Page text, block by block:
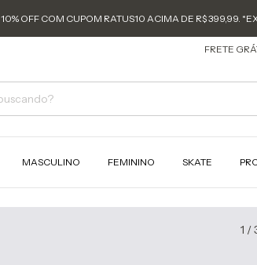
10% OFF COM CUPOM RATUS10 ACIMA DE R$ 399,99.
FRETE GRÁTIS
MASCULINO FEMININO SKATE
1 /